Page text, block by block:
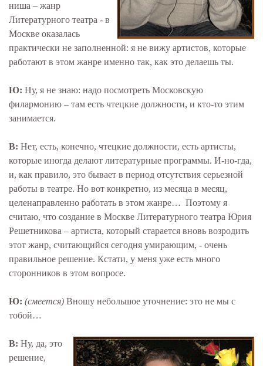
ниша – жанр
Литературного театра - в
Москве оказалась
практически не заполненной: я не вижу артистов, которые
работают в этом жанре именно так, как это делаешь ты.
Ю: Ну, я не знаю: надо посмотреть Московскую
филармонию – там есть чтецкие должности, и кто-то этим
занимается.
В: Нет, есть, конечно, чтецкие должности, есть артисты,
которые иногда делают литературные программы. И-но-гда,
и, как правило, это бывает в период отсутствия серьезной
работы в театре. Но вот конкретно, из месяца в месяц,
целенаправленно работать в этом жанре… Поэтому я
считаю, что создание в Москве Литературного театра Юрия
Решетникова – артиста, который старается вновь возродить
этот жанр, считающийся сегодня умирающим, - очень
правильное решение. Кстати, у меня уже есть много
сторонников в этом вопросе.
Ю: (смеется) Вношу небольшое уточнение: это не мы с
тобой…
В: Ну, да, это
решение,